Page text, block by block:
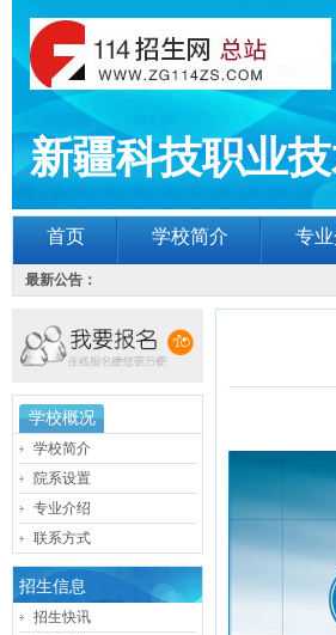
新疆科技职业
首页 学校简介 专
最新公告：
学校概况
学校简介
院系设置
专业介绍
联系方式
招生信息
招生快讯